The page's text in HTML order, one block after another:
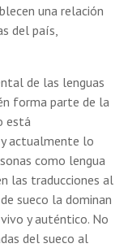
una relación
del país,
de las lenguas
forma parte de la
está
actualmente lo
como lengua
las traducciones al
sueco la dominan
y auténtico. No
del sueco al